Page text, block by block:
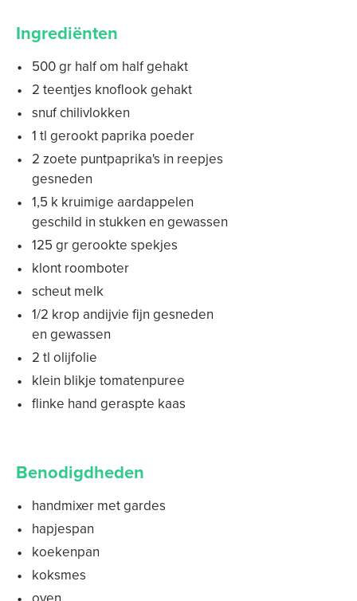
Ingrediënten
500 gr half om half gehakt
2 teentjes knoflook gehakt
snuf chilivlokken
1 tl gerookt paprika poeder
2 zoete puntpaprika's in reepjes
gesneden
1,5 k kruimige aardappelen
geschild in stukken en gewassen
125 gr gerookte spekjes
klont roomboter
scheut melk
1/2 krop andijvie fijn gesneden
en gewassen
2 tl olijfolie
klein blikje tomatenpuree
flinke hand geraspte kaas
Benodigdheden
handmixer met gardes
hapjespan
koekenpan
koksmes